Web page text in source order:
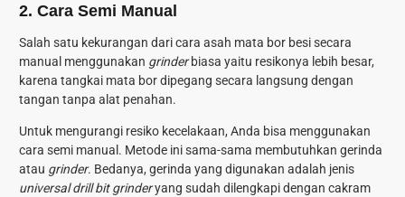
2. Cara Semi Manual
Salah satu kekurangan daricara asah mata bor besisecara
manual menggunakan grinderbiasa yaitu resikonya lebih besar,
karena tangkai mata bor dipegang secara langsung dengan
tangan tanpa alat penahan.
Untuk mengurangi resiko kecelakaan, Anda bisa menggunakan
cara semi manual. Metode ini sama-sama membutuhkan gerinda
atau grinder. Bedanya, gerinda yang digunakan adalah jenis
universal drill bit grinderyang sudah dilengkapi dengan cakram